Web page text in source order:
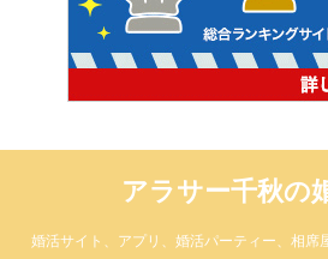
アラサー千秋の
婚活サイト、アプリ、婚活パーティー、相席